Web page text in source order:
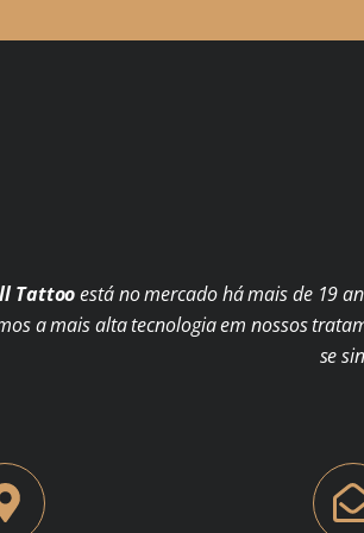
Tattooestá no mercado há mais de 19
a mais alta tecnologia em nossos
se